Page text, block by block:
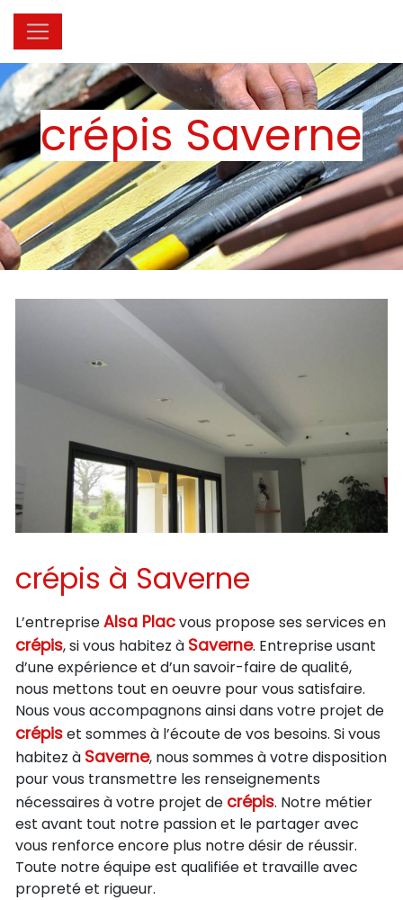
crépis Saverne
crépis à Saverne
L’entrepriseAlsa Placvous propose ses services en
crépis, si vous habitez à Saverne. Entreprise usant
d’une expérience et d’un savoir-faire de qualité,
nous mettons tout en oeuvre pour vous satisfaire.
Nous vous accompagnons ainsi dans votre projet de
crépiset sommes à l’écoute de vos besoins. Si vous
habitez à Saverne, nous sommes à votre disposition
pour vous transmettre les renseignements
nécessaires à votre projet de crépis. Notre métier
est avant tout notre passion et le partager avec
vous renforce encore plus notre désir de réussir.
Toute notre équipe est qualifiée et travaille avec
propreté et rigueur.
Panneau de gestion des cookies